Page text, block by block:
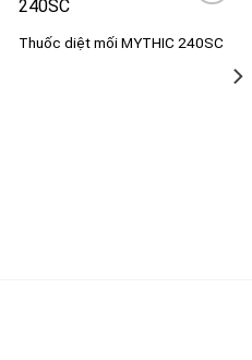
Thuốc diệt mối MYTHIC 240SC